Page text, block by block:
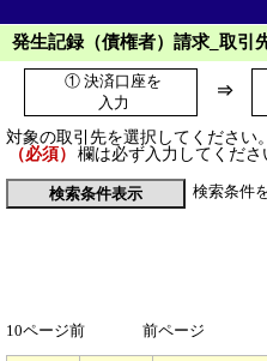
発生記録（債権者）請求_取引
① 決済口座を
入力
⇒
対象の取引先を選択してください。
（必須）
欄は必ず入力してくださ
検索条件
10ページ前
前ページ